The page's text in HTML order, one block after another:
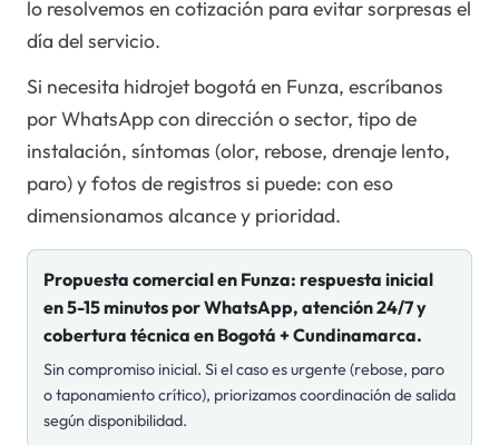
lo resolvemos en cotización para evitar sorpresas el
día del servicio.
Si necesita hidrojet bogotá en Funza, escríbanos
por WhatsApp con dirección o sector, tipo de
instalación, síntomas (olor, rebose, drenaje lento,
paro) y fotos de registros si puede: con eso
dimensionamos alcance y prioridad.
Propuesta comercial en Funza: respuesta inicial
en 5-15 minutos por WhatsApp, atención 24/7 y
cobertura técnica en Bogotá + Cundinamarca.
Sin compromiso inicial. Si el caso es urgente (rebose, paro
o taponamiento crítico), priorizamos coordinación de salida
según disponibilidad.